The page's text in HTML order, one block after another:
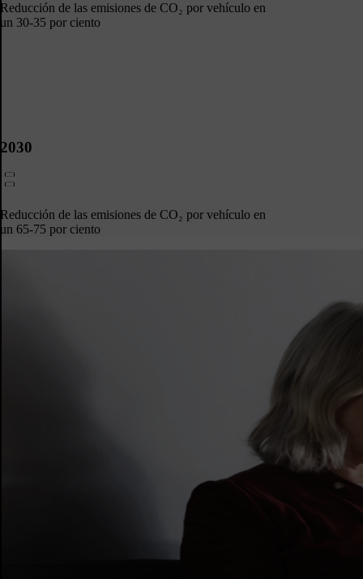
Reducción de las emisiones de CO₂ por vehículo en
un 30-35 por ciento​
2030
Reducción de las emisiones de CO₂ por vehículo en
un 65-75 por ciento